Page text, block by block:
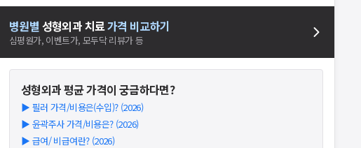
병원별 성형외과치료가격 비교하기
심평원가, 이벤트가, 모두닥 리뷰가 등
성형외과평균 가격이 궁금하다면?
▶ 필러 가격/비용은(수입)? (2026)
▶ 윤곽주사 가격/비용은? (2026)
▶ 급여/ 비급여란? (2026)